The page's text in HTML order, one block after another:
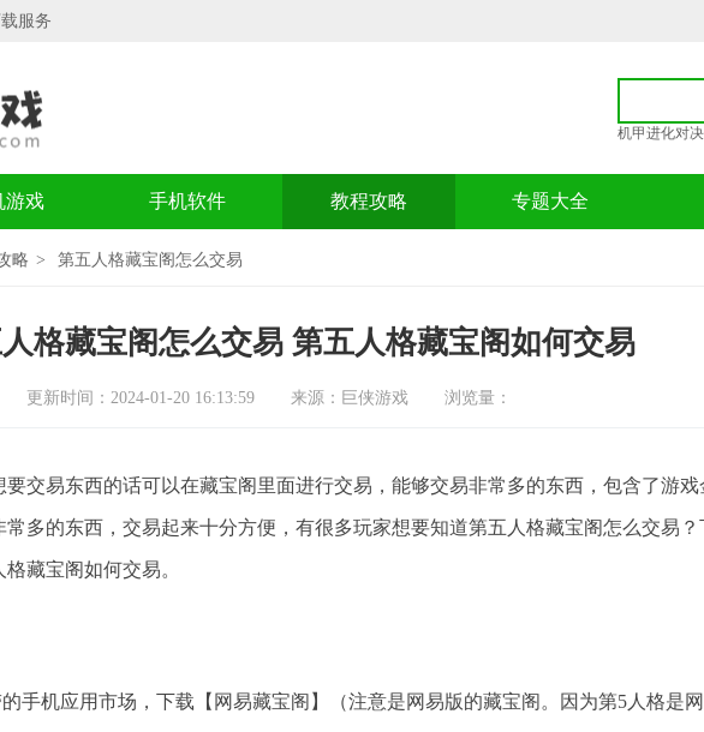
服务
机甲进化对
游戏 手机软件 教程攻略 专题大全
略 第五人格藏宝阁怎么交易
格藏宝阁怎么交易 第五人格藏宝阁如何交易
更新时间：2024-01-20 16:13:59 来源：巨侠游戏 浏览量：
易东西的话可以在藏宝阁里面进行交易，能够交易非常多的东西，包含了游戏
多的东西，交易起来十分方便，有很多玩家想要知道第五人格藏宝阁怎么交易？
藏宝阁如何交易。
机应用市场，下载【网易藏宝阁】（注意是网易版的藏宝阁。因为第5人格是